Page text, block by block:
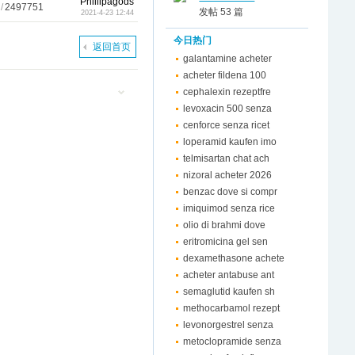
/2497751
2021-4-23 12:44
返回首页
发帖 53 篇
今日热门
galantamine acheter
acheter fildena 100
cephalexin rezeptfre
levoxacin 500 senza
cenforce senza ricet
loperamid kaufen imo
telmisartan chat ach
nizoral acheter 2026
benzac dove si compr
imiquimod senza rice
olio di brahmi dove
eritromicina gel sen
dexamethasone achete
acheter antabuse ant
semaglutid kaufen sh
methocarbamol rezept
levonorgestrel senza
metoclopramide senza